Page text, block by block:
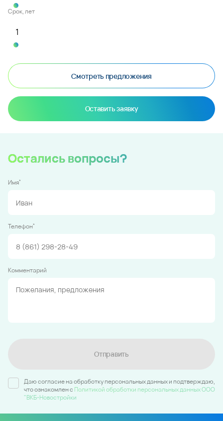
Срок, лет
Смотреть предложения
Оставить заявку
Остались вопросы?
Имя*
Телефон*
Комментарий
Отправить
Даю согласие на обработку персональных данных и подтверждаю,
что ознакомлен c Политикой обработки персональных данных ООО
"ВКБ-Новостройки